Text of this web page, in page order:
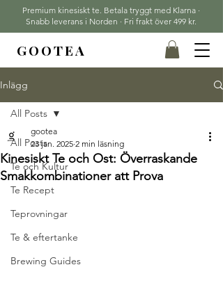
Premium kinesiskt te. Betala tryggt med Klarna ·
Snabb leverans i Norden · Fri frakt över 499 kr.
GOOTEA
Inlägg
All Posts
Te och Kultur
Te Recept
Teprovningar
Te & eftertanke
Brewing Guides
All Posts
Kinesiskt Te och Ost: Överraskande
Smakkombinationer att Prova
gootea
23 jan. 2025 2 min läsning